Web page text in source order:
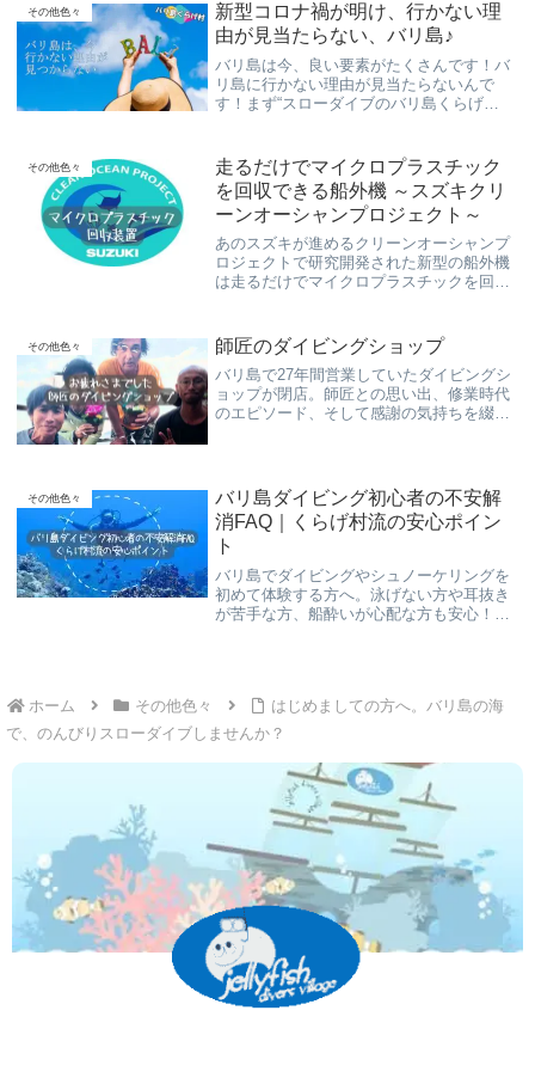
その他色々
新型コロナ禍が明け、行かない理
由が見当たらない、バリ島♪
バリ島は今、良い要素がたくさんです！バ
リ島に行かない理由が見当たらないんで
す！まず“スローダイブのバリ島くらげ
って、文化もお土産も楽しくて、ローカル
も優しい！
その他色々
走るだけでマイクロプラスチック
を回収できる船外機 ～スズキクリ
ーンオーシャンプロジェクト～
あのスズキが進めるクリーンオーシャンプ
ロジェクトで研究開発された新型の船外機
は走るだけでマイクロプラスチックを回収
ょう！
その他色々 師匠のダイビングショップ
バリ島で27年間営業していたダイビングシ
ョップが閉店。師匠との思い出、修業時代
のエピソード、そして感謝の気持ちを綴っ
その他色々
バリ島ダイビング初心者の不安解
消FAQ｜くらげ村流の安心ポイン
ト
バリ島でダイビングやシュノーケリングを
初めて体験する方へ。泳げない方や耳抜き
が苦手な方、船酔いが心配な方も安心！く
ホーム
その他色々
はじめましての方へ。バリ島の海
で、のんびりスローダイブしませんか？